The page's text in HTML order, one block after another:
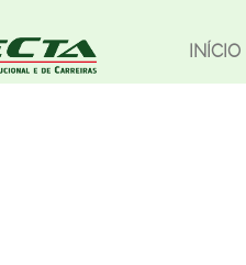
INÍCIO